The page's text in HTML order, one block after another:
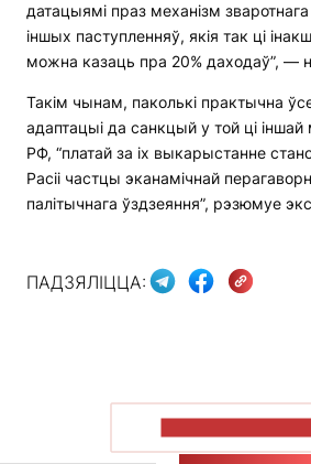
датацыямі праз механізм
іншых паступленняў, якія так ці
можна казаць пра 20% даходаў”, —
Такім чынам, паколькі практычна
адаптацыі да санкцый у той ці
РФ, “платай за іх выкарыстанне
Расіі частцы эканамічнай
палітычнага ўздзеяння”, рэзюмуе
ПАДЗЯЛІЦЦА: